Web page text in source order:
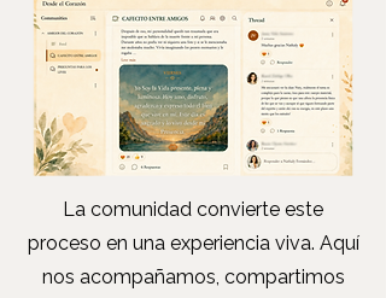
La comunidad convierte este
proceso en una experiencia viva. Aquí
nos acompañamos, compartimos